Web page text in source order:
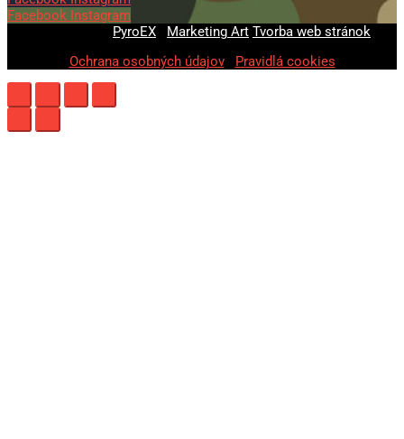
Facebook Instagram
PyroEX Marketing Art Tvorba web stránok
Ochrana osobných údajov| Pravidlá cookies